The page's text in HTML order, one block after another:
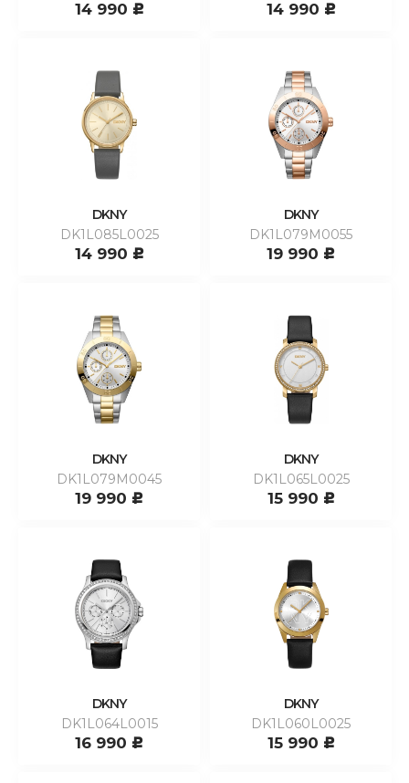
14 990 c 14 990 c
DKNY
DK1L085L0025
14 990 c
DKNY
DK1L079M0055
19 990 c
DKNY
DK1L079M0045
19 990 c
DKNY
DK1L065L0025
15 990 c
DKNY
DK1L064L0015
16 990 c
DKNY
DK1L060L0025
15 990 c